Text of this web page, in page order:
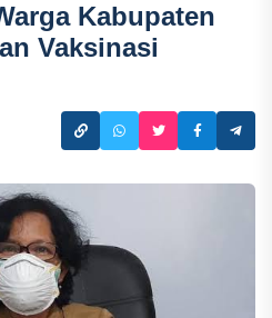
Kabupaten
Vaksinasi